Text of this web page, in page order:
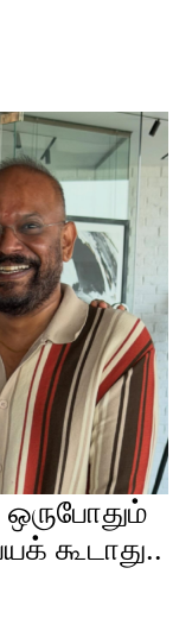
ஒருபோதும்
கூடாது..